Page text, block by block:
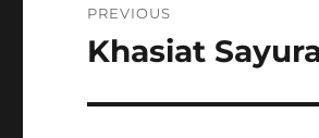
pos
PREVIOUS
Previous
Khasiat